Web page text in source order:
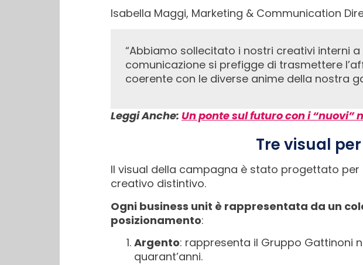
Isabella Maggi, Marketing & Communication
“Abbiamo sollecitato i nostri creativi interni a supportare tutte le business unit. La nuova campagna di
comunicazione si prefigge di trasmettere
coerente con le diverse anime della nostra
Leggi Anche: Un ponte sul futuro con i “nuovi”
Tre visual
Il visual della campagna è stato progettato
creativo distintivo.
Ogni business unit è rappresentata da un
posizionamento:
Argento: rappresenta il Gruppo Gattinoni
quarant’anni.